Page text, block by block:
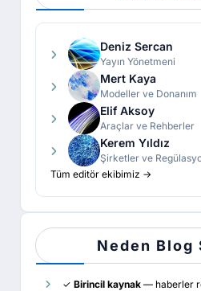
Deniz Sercan
Yayın Yönetmeni
Mert Kaya
Modeller ve Donanım
Elif Aksoy
Araçlar ve Rehberler
Kerem Yıldız
Şirketler ve
Tüm editör ekibimiz →
Neden Blog
✓ Birincil kaynak — haberler